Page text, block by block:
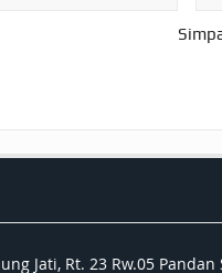
Jati, Rt. 23 Rw.05 Pandan